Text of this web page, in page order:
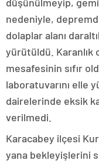
nedeniyle,
dolaplar alanı
yürütüldü. Karanlık
mesafesinin sıfır
laboratuvarını elle
dairelerinde eksik
verilmedi.
Karacabey ilçesi
yana bekleyişlerini